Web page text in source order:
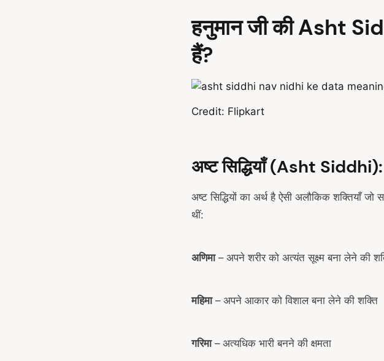
हनुमान जी की Asht
हैं?
Credit: Flipkart
अष्ट सिद्धियाँ (Asht Siddhi):
अष्ट सिद्धियों का अर्थ है ऐसी अलौकिक शक्तियाँ जो
थीं:
अणिमा– अपने शरीर को अत्यंत सूक्ष्म बना लेने की
महिमा– अपने आकार को विशाल बना लेने की शक्ति
गरिमा– अत्यधिक भारी बनने की क्षमता